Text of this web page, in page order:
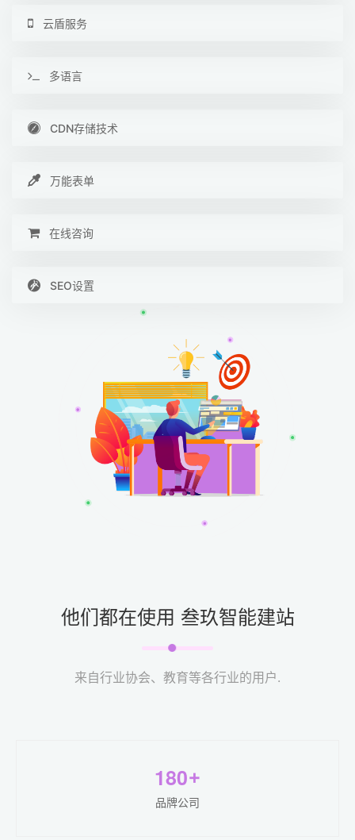
云盾服务
多语言
CDN存储技术
万能表单
在线咨询
SEO设置
他们都在使用 叁玖智能建站
来自行业协会、教育等各行业的用户.
180+
品牌公司